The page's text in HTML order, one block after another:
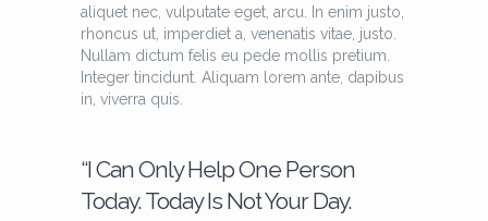
aliquet nec, vulputate eget, arcu. In enim justo,
rhoncus ut, imperdiet a, venenatis vitae, justo.
Nullam dictum felis eu pede mollis pretium.
Integer tincidunt. Aliquam lorem ante, dapibus
in, viverra quis.
“I Can Only Help One Person
Today. Today Is Not Your Day.